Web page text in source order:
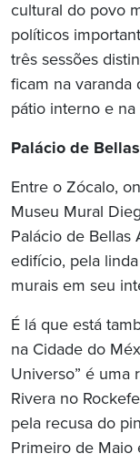
cultural do povo
políticos
três sessões
ficam na varanda
pátio interno e
Palácio de
Entre o Zócalo,
Museu Mural
Palácio de Bellas
edifício, pela
murais em seu
É lá que está
na Cidade do
Universo” é uma
Rivera no
pela recusa do
Primeiro de Maio